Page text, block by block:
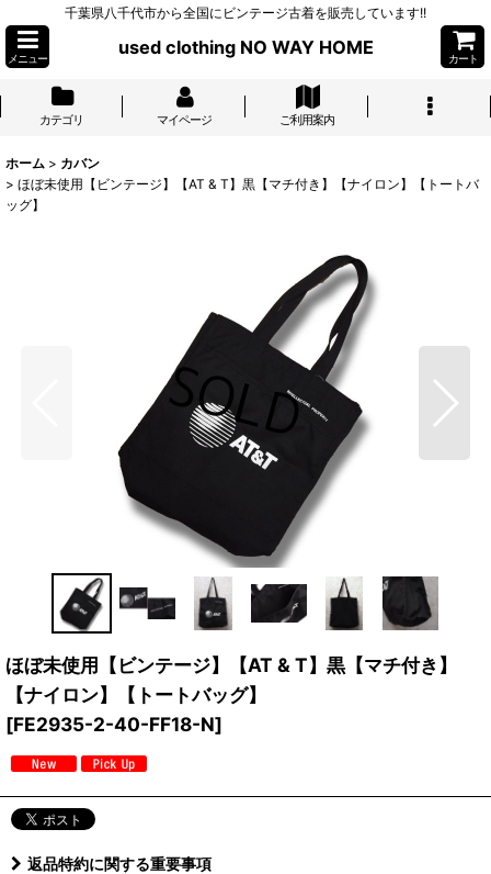
千葉県八千代市から全国にビンテージ古着を販売しています!!
メニュー
used clothing NO WAY HOME
カート
カテゴリ マイページ ご利用案内
ホーム > カバン
> ほぼ未使用【ビンテージ】【AT & T】黒【マチ付き】【ナイロン】【トートバ
ッグ】
ほぼ未使用【ビンテージ】【AT & T】黒【マチ付き】
【ナイロン】【トートバッグ】
[FE2935-2-40-FF18-N]
返品特約に関する重要事項